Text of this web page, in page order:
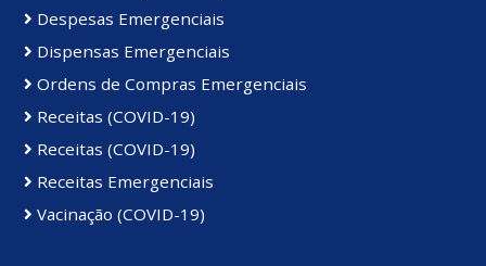
Despesas Emergenciais
Dispensas Emergenciais
Ordens de Compras Emergenciais
Receitas (COVID-19)
Receitas (COVID-19)
Receitas Emergenciais
Vacinação (COVID-19)